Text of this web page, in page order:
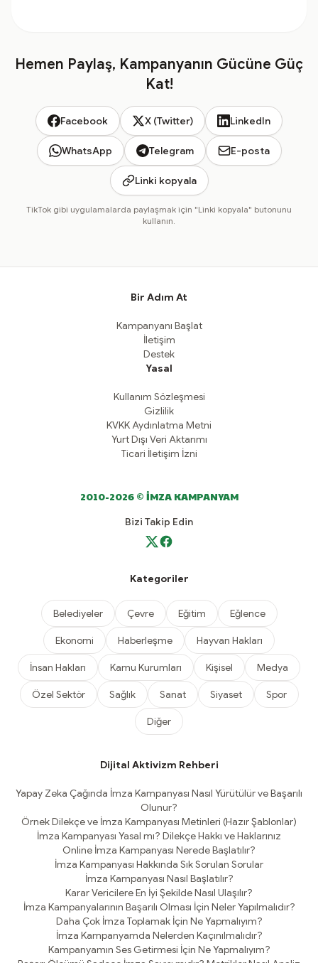
Hemen Paylaş, Kampanyanın Gücüne Güç
Kat!
Facebook X (Twitter) LinkedIn
WhatsApp Telegram E-posta
Linki kopyala
TikTok gibi uygulamalarda paylaşmak için "Linki kopyala" butonunu
kullanın.
Bir Adım At
Kampanyanı Başlat
İletişim
Destek
Yasal
Kullanım Sözleşmesi
Gizlilik
KVKK Aydınlatma Metni
Yurt Dışı Veri Aktarımı
Ticari İletişim İzni
2010-2026 © İMZA KAMPANYAM
Bizi Takip Edin
Kategoriler
Belediyeler Çevre Eğitim Eğlence
Ekonomi Haberleşme Hayvan Hakları
İnsan Hakları Kamu Kurumları Kişisel Medya
Özel Sektör Sağlık Sanat Siyaset Spor
Diğer
Dijital Aktivizm Rehberi
Yapay Zeka Çağında İmza Kampanyası Nasıl Yürütülür ve Başarılı
Olunur?
Örnek Dilekçe ve İmza Kampanyası Metinleri (Hazır Şablonlar)
İmza Kampanyası Yasal mı? Dilekçe Hakkı ve Haklarınız
Online İmza Kampanyası Nerede Başlatılır?
İmza Kampanyası Hakkında Sık Sorulan Sorular
İmza Kampanyası Nasıl Başlatılır?
Karar Vericilere En İyi Şekilde Nasıl Ulaşılır?
İmza Kampanyalarının Başarılı Olması İçin Neler Yapılmalıdır?
Daha Çok İmza Toplamak İçin Ne Yapmalıyım?
İmza Kampanyamda Nelerden Kaçınılmalıdır?
Kampanyamın Ses Getirmesi İçin Ne Yapmalıyım?